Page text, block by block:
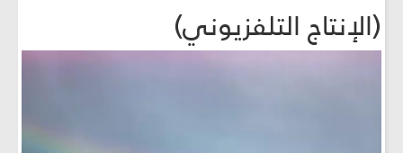
(الإنتاج التلفزيوني)